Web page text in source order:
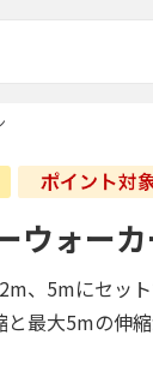
ウォー
、5mにセッ
と最大5mの伸